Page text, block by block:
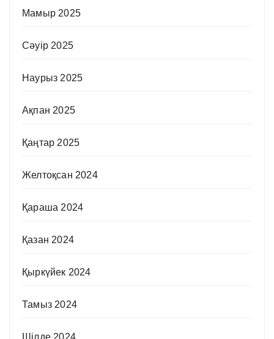
Мамыр 2025
Сәуір 2025
Наурыз 2025
Ақпан 2025
Қаңтар 2025
Желтоқсан 2024
Қараша 2024
Қазан 2024
Қыркүйек 2024
Тамыз 2024